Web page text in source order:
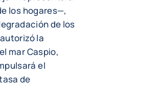
los hogares—,
de los
la
mar Caspio,
el
de